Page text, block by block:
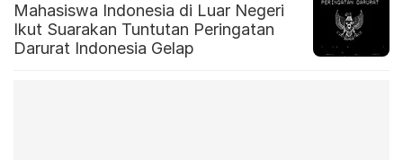
Mahasiswa Indonesia di Luar Negeri
Ikut Suarakan Tuntutan Peringatan
Darurat Indonesia Gelap